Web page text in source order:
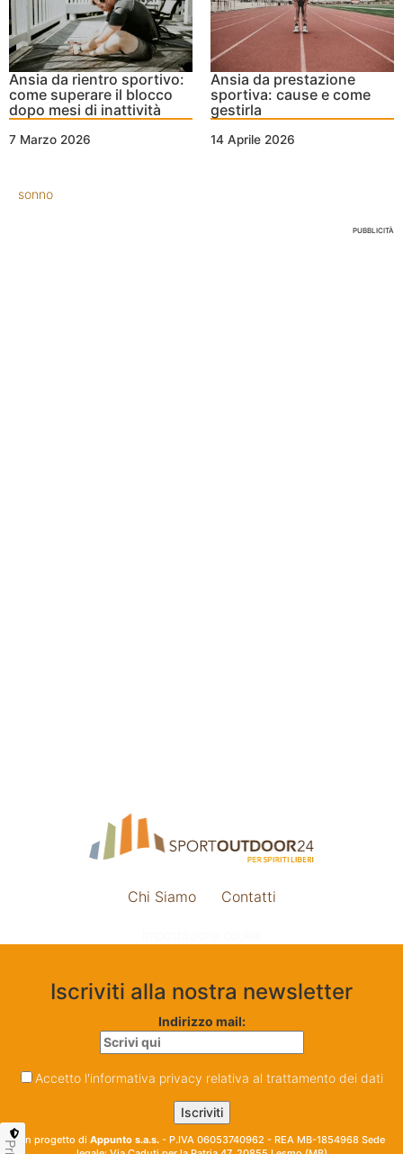
Ansia da rientro sportivo:
come superare il blocco
dopo mesi di inattività
7 Marzo 2026
Ansia da prestazione
sportiva: cause e come
gestirla
14 Aprile 2026
sonno
PUBBLICITÀ
Chi Siamo Contatti
Iscriviti alla nostra newsletter
Indirizzo mail:
Accetto l'informativa privacy relativa al trattamento dei dati
Un progetto di Appunto s.a.s. - P.IVA 06053740962 - REA MB-1854968 Sede